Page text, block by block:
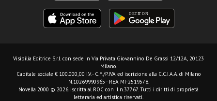
Visibilia Editrice S.r.l. con sede in Via Privata Giovannino De Grassi 12/12A, 20123
Milano.
Capitale sociale € 100.000,00 I.V. - C.F./P.IVA ed iscrizione alla C.C.I.A.A. di Milano
N.10269990965 - REA MI-2519578.
Novella 2000 © 2026. Iscritta al ROC con il n.37767. Tutti i diritti di proprietà
letteraria ed artistica riservati.